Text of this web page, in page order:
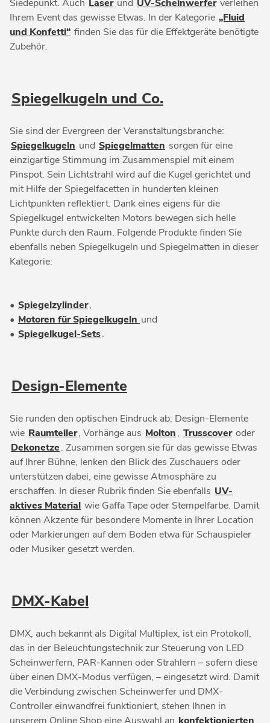
Siedepunkt. Auch Laser und UV-Scheinwerfer verleihen
Ihrem Event das gewisse Etwas. In der Kategorie „Fluid
und Konfetti“ finden Sie das für die Effektgeräte benötigte
Zubehör.
Spiegelkugeln und Co.
Sie sind der Evergreen der Veranstaltungsbranche:
Spiegelkugeln und Spiegelmatten sorgen für eine
einzigartige Stimmung im Zusammenspiel mit einem
Pinspot. Sein Lichtstrahl wird auf die Kugel gerichtet und
mit Hilfe der Spiegelfacetten in hunderten kleinen
Lichtpunkten reflektiert. Dank eines eigens für die
Spiegelkugel entwickelten Motors bewegen sich helle
Punkte durch den Raum. Folgende Produkte finden Sie
ebenfalls neben Spiegelkugeln und Spiegelmatten in dieser
Kategorie:
• Spiegelzylinder,
• Motoren für Spiegelkugeln und
• Spiegelkugel-Sets.
Design-Elemente
Sie runden den optischen Eindruck ab: Design-Elemente
wie Raumteiler, Vorhänge aus Molton, Trusscover oder
Dekonetze. Zusammen sorgen sie für das gewisse Etwas
auf Ihrer Bühne, lenken den Blick des Zuschauers oder
unterstützen dabei, eine gewisse Atmosphäre zu
erschaffen. In dieser Rubrik finden Sie ebenfalls UV-
aktives Material wie Gaffa Tape oder Stempelfarbe. Damit
können Akzente für besondere Momente in Ihrer Location
oder Markierungen auf dem Boden etwa für Schauspieler
oder Musiker gesetzt werden.
DMX-Kabel
DMX, auch bekannt als Digital Multiplex, ist ein Protokoll,
das in der Beleuchtungstechnik zur Steuerung von LED
Scheinwerfern, PAR-Kannen oder Strahlern – sofern diese
über einen DMX-Modus verfügen, – eingesetzt wird. Damit
die Verbindung zwischen Scheinwerfer und DMX-
Controller einwandfrei funktioniert, stehen Ihnen in